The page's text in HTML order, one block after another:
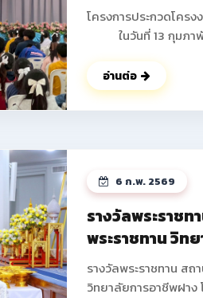
ควบคุม นายสงกรานต์ คำดา ดูรูปภาพเพิมเติม
>> https://
2568
โครงการประกวดโคร
ในวันที่ 13 กุมภาพั
บริหาร คณะครูทุกท่าน
ประกวดโครงงานวิชา
เรียนที่ 2 ประจำปีการ
ถึงการสร้างรายได้ระ
จริง ส่งเสริมให้นักเ
หรือบริการที่จำหน่าย
ทักษะการนำเสนอและ
ดูรูปภาพเพิ่มเติม ->>
: https://
อ่านต่อ
6 ก.พ. 2569
รางวัลพระราชท
พระราชทาน วิท
รางวัลพระราชทาน สถานศึกษารางวัลพระราชทาน
วิทยาลัยการอาชีพฝาง โดยเมื่อวันที่ 9 เดือนธันวาคม